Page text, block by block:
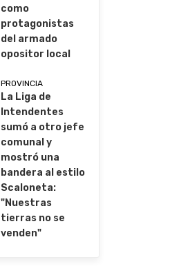
como
protagonistas
del armado
opositor local
PROVINCIA
La Liga de
Intendentes
sumó a otro jefe
comunal y
mostró una
bandera al estilo
Scaloneta:
"Nuestras
tierras no se
venden"